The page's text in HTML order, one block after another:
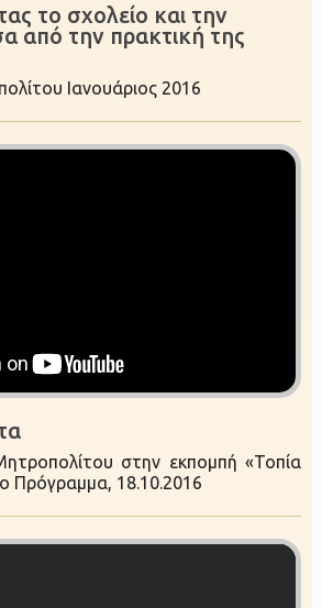
το σχολείο και την
από την πρακτική της
Ιανουάριος 2016
στην εκπομπή «Τοπία
Πρόγραμμα, 18.10.2016